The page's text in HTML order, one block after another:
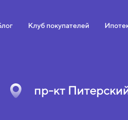
Клуб покупателей
пр-кт